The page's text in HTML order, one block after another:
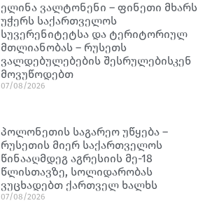
ელინა ვალტონენი – ფინეთი მხარს
უჭერს საქართველოს
სუვერენიტეტსა და ტერიტორიულ
მთლიანობას – რუსეთს
ვალდებულებების შესრულებისკენ
მოვუწოდებთ
07/08/2026
პოლონეთის საგარეო უწყება –
რუსეთის მიერ საქართველოს
წინააღმდეგ აგრესიის მე-18
წლისთავზე, სოლიდარობას
ვუცხადებთ ქართველ ხალხს
07/08/2026